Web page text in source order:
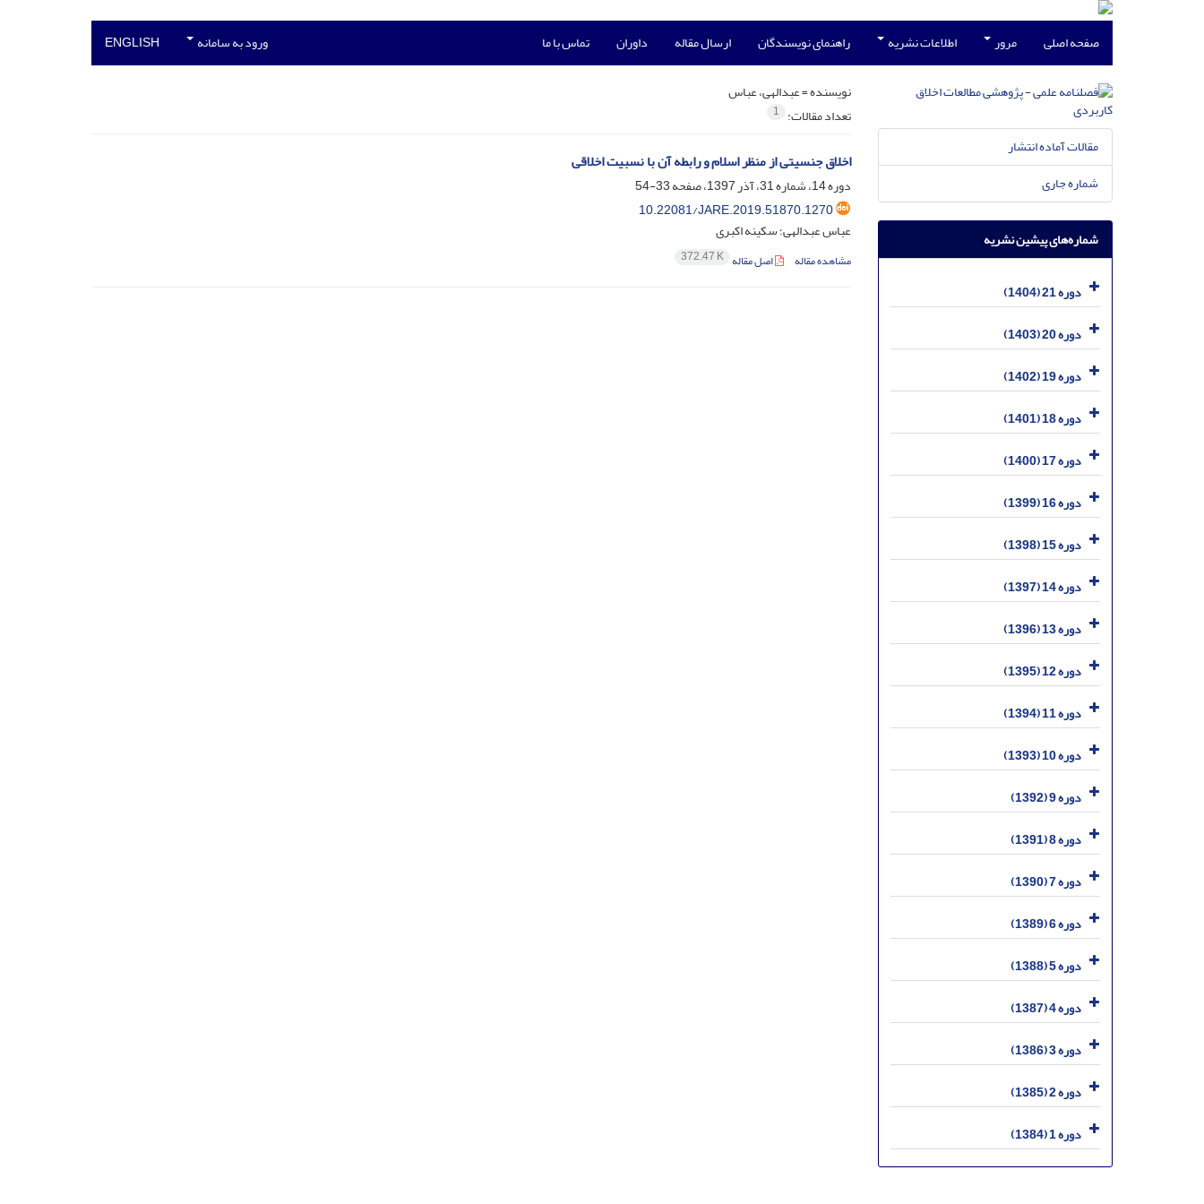
صفحه اصلی مرور اطلاعات نشریه راهنمای نویسندگان ارسال مقاله داوران تماس با ما ورود به سامانه ENGLISH
نویسنده =عبدالهی، عباس
تعداد مقالات: 1
اخلاق جنسیتی از منظر اسلام و رابطه آن با نسبیت اخلاقی
دوره 14، شماره 31، آذر 1397، صفحه
33-54
10.22081/JARE.2019.51870.1270
عباس عبدالهی؛ سکینه اکبری
مشاهده مقاله اصل مقاله 372.47 K
مقالات آماده انتشار
شماره جاری
شماره‌های پیشین نشریه
دوره 21 (1404)
دوره 20 (1403)
دوره 19 (1402)
دوره 18 (1401)
دوره 17 (1400)
دوره 16 (1399)
دوره 15 (1398)
دوره 14 (1397)
دوره 13 (1396)
دوره 12 (1395)
دوره 11 (1394)
دوره 10 (1393)
دوره 9 (1392)
دوره 8 (1391)
دوره 7 (1390)
دوره 6 (1389)
دوره 5 (1388)
دوره 4 (1387)
دوره 3 (1386)
دوره 2 (1385)
دوره 1 (1384)